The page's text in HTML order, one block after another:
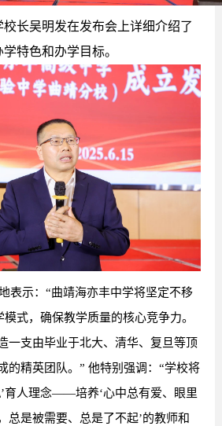
校长吴明发在发布会上详细介绍了
特色和办学目标。
表示：“曲靖海亦丰中学将坚定不移
模式，确保教学质量的核心竞争力。
一支由毕业于北大、清华、复旦等顶
的精英团队。” 他特别强调：“学校将
’育人理念——培养‘心中总有爱、眼里
总是被需要、总是了不起’的教师和